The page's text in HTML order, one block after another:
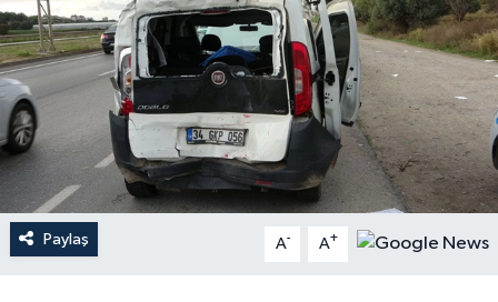
Paylaş A- A+
KANALV Spor
Kültür Sanat
Magazin
Öğle Bülteni